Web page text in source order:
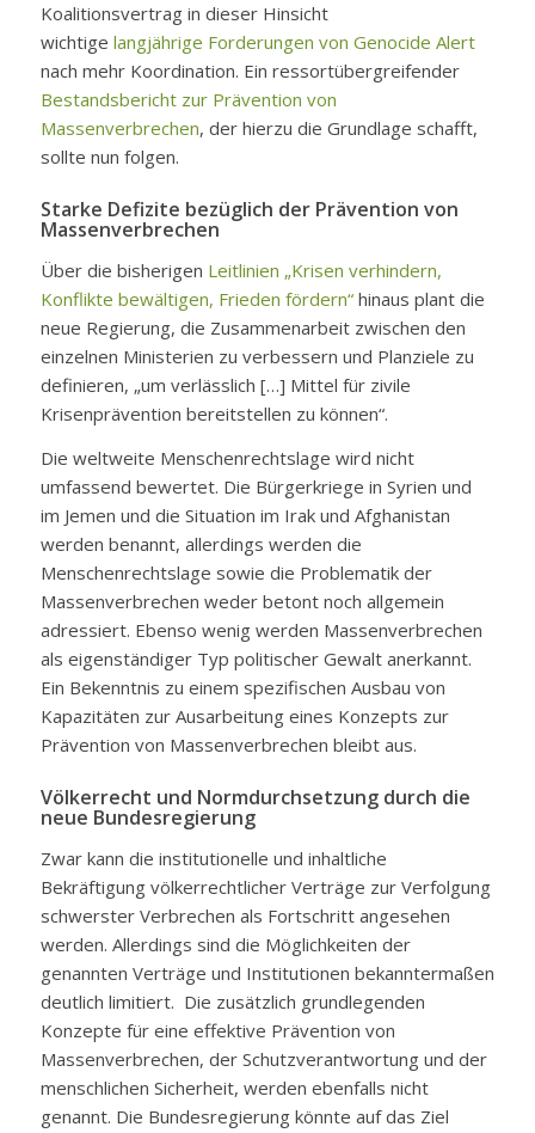
Koalitionsvertrag in dieser Hinsicht
wichtige langjährige Forderungen von Genocide Alert
nach mehr Koordination. Ein ressortübergreifender
Bestandsbericht zur Prävention von
Massenverbrechen, der hierzu die Grundlage schafft,
sollte nun folgen.
Starke Defizite bezüglich der Prävention von
Massenverbrechen
Über die bisherigen Leitlinien „Krisen verhindern,
Konflikte bewältigen, Frieden fördern“hinaus plant die
neue Regierung, die Zusammenarbeit zwischen den
einzelnen Ministerien zu verbessern und Planziele zu
definieren, „um verlässlich […] Mittel für zivile
Krisenprävention bereitstellen zu können“.
Die weltweite Menschenrechtslage wird nicht
umfassend bewertet. Die Bürgerkriege in Syrien und
im Jemen und die Situation im Irak und Afghanistan
werden benannt, allerdings werden die
Menschenrechtslage sowie die Problematik der
Massenverbrechen weder betont noch allgemein
adressiert. Ebenso wenig werden Massenverbrechen
als eigenständiger Typ politischer Gewalt anerkannt.
Ein Bekenntnis zu einem spezifischen Ausbau von
Kapazitäten zur Ausarbeitung eines Konzepts zur
Prävention von Massenverbrechen bleibt aus.
Völkerrecht und Normdurchsetzung durch die
neue Bundesregierung
Zwar kann die institutionelle und inhaltliche
Bekräftigung völkerrechtlicher Verträge zur Verfolgung
schwerster Verbrechen als Fortschritt angesehen
werden. Allerdings sind die Möglichkeiten der
genannten Verträge und Institutionen bekanntermaßen
deutlich limitiert. Die zusätzlich grundlegenden
Konzepte für eine effektive Prävention von
Massenverbrechen, der Schutzverantwortung und der
menschlichen Sicherheit, werden ebenfalls nicht
genannt. Die Bundesregierung könnte auf das Ziel